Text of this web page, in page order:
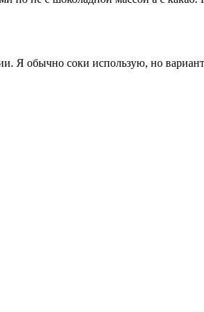
Я обычно соки использую, но